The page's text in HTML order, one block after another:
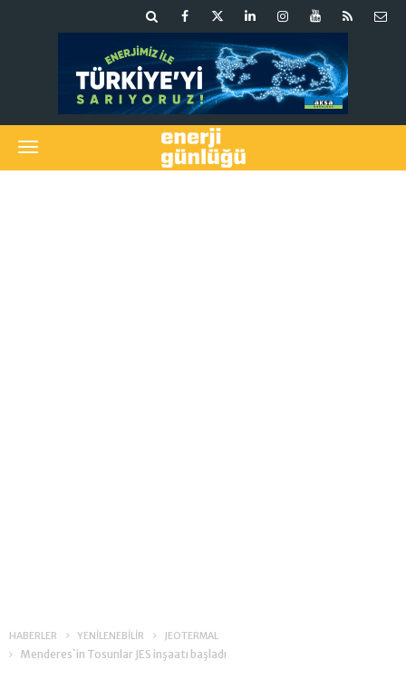
HABERLER YENİLENEBİLİR JEOTERMAL
Menderes`in Tosunlar JES inşaatı başladı